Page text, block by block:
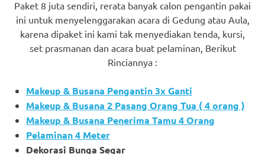
Paket 8 juta sendiri, rerata banyak calon pengantin pakai
ini untuk menyelenggarakan acara di Gedung atau Aula,
karena dipaket ini kami tak menyediakan tenda, kursi,
set prasmanan dan acara buat pelaminan, Berikut
Rinciannya :
Makeup & Busana Pengantin 3x Ganti
Makeup & Busana 2 Pasang Orang Tua ( 4 orang )
Makeup & Busana Penerima Tamu 4 Orang
Pelaminan 4 Meter
Dekorasi Bunga Segar